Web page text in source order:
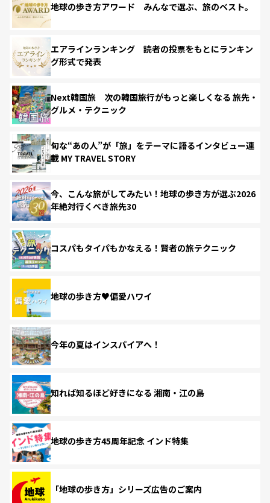
地球の歩き方アワード みんなで選ぶ、旅のベスト。
エアラインランキング 読者の投票をもとにランキン
グ形式で発表
Next韓国旅 次の韓国旅行がもっと楽しくなる 旅先・
グルメ・テクニック
旬な“あの人”が「旅」をテーマに語るインタビュー連
載 MY TRAVEL STORY
今、こんな旅がしてみたい！地球の歩き方が選ぶ2026
年絶対行くべき旅先30
コスパもタイパもかなえる！賢者の旅テクニック
地球の歩き方♥偏愛ハワイ
今年の夏はインスパイアへ！
知れば知るほど好きになる 湘南・江の島
地球の歩き方45周年記念 インド特集
「地球の歩き方」シリーズ広告のご案内